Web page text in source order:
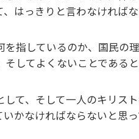
はっきりと言わなければ
指しているのか、国民の
してよくないことであると
て、そして一人のキリス
かなければならないと思っ